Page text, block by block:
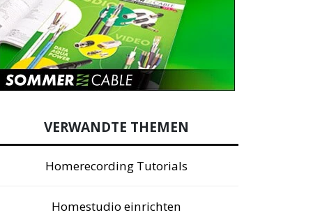
VERWANDTE THEMEN
Homerecording Tutorials
Homestudio einrichten